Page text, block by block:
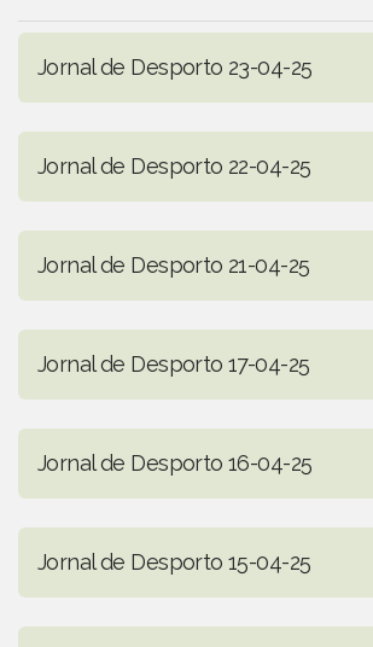
Jornal de Desporto 23-04-25
Jornal de Desporto 22-04-25
Jornal de Desporto 21-04-25
Jornal de Desporto 17-04-25
Jornal de Desporto 16-04-25
Jornal de Desporto 15-04-25